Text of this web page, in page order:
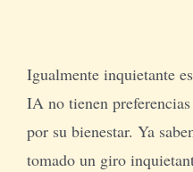
Igualmente inquietante
IA no tienen
por su bienestar. Ya
tomado un giro